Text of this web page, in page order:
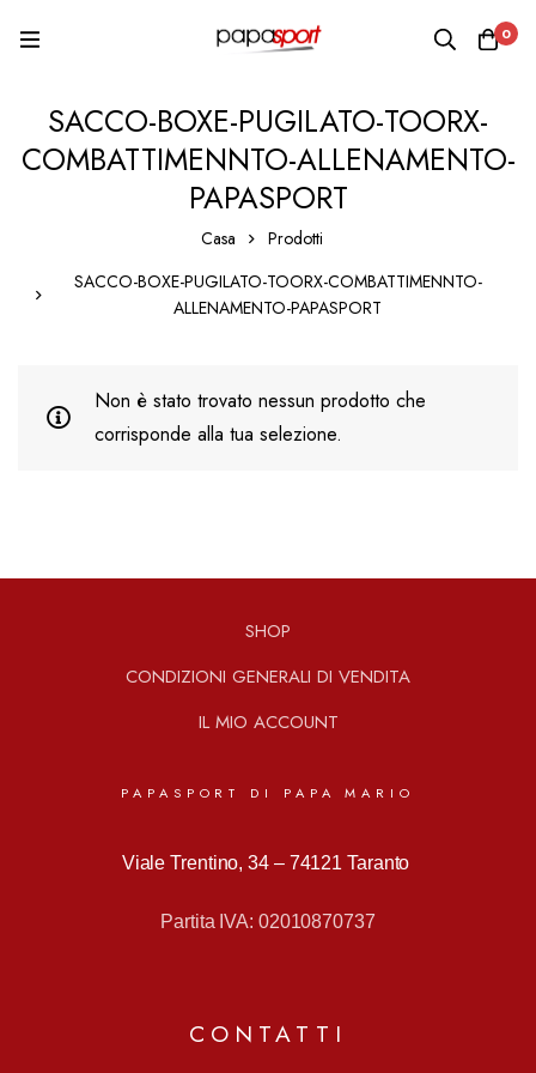
0
SACCO-BOXE-PUGILATO-TOORX-
COMBATTIMENNTO-ALLENAMENTO-
PAPASPORT
Casa
Prodotti
SACCO-BOXE-PUGILATO-TOORX-COMBATTIMENNTO-
ALLENAMENTO-PAPASPORT
Non è stato trovato nessun prodotto che
corrisponde alla tua selezione.
SHOP
CONDIZIONI GENERALI DI VENDITA
IL MIO ACCOUNT
PAPASPORT DI PAPA MARIO
Viale Trentino, 34 – 74121 Taranto
Partita IVA: 02010870737
CONTATTI